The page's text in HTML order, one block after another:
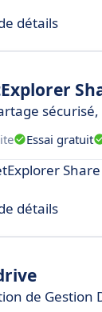
détails
Essai gratuit
détails
de Gestion